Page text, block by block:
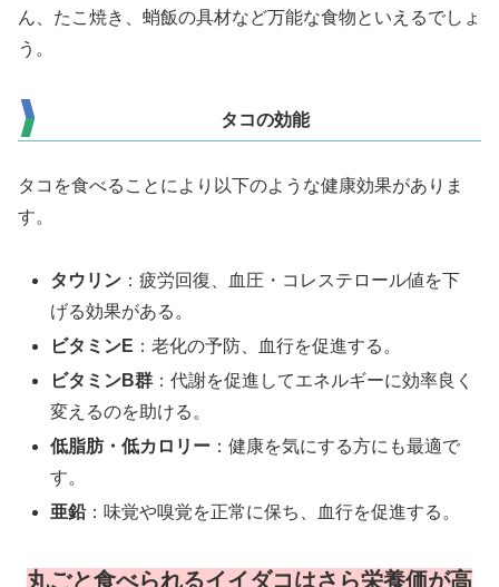
ん、たこ焼き、蛸飯の具材など万能な食物といえるでしょ
う。
タコの効能
タコを食べることにより以下のような健康効果がありま
す。
タウリン ：疲労回復、血圧・コレステロール値を下
げる効果がある。
ビタミンE ：老化の予防、血行を促進する。
ビタミンB群 ：代謝を促進してエネルギーに効率良く
変えるのを助ける。
低脂肪・低カロリー ：健康を気にする方にも最適で
す。
亜鉛：味覚や嗅覚を正常に保ち、血行を促進する。
丸ごと食べられるイイダコはさら栄養価が高